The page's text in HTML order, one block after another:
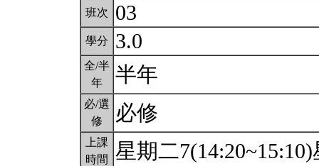
班次 03
學分 3.0
全/半
年
半年
必/選
修
必修
上課
時間
星期二